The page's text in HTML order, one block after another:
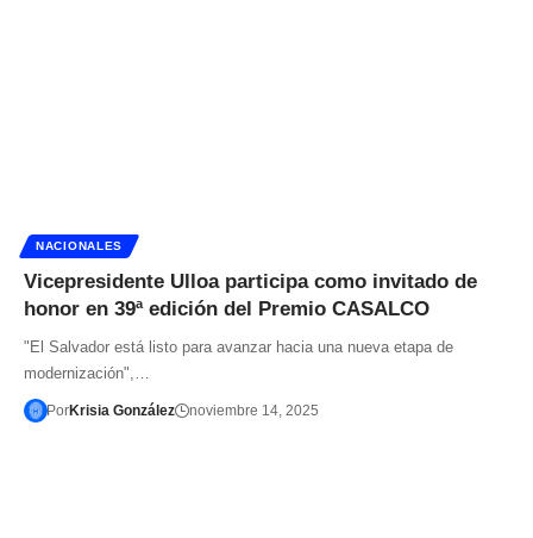
NACIONALES
Vicepresidente Ulloa participa como invitado de
honor en 39ª edición del Premio CASALCO
"El Salvador está listo para avanzar hacia una nueva etapa de
modernización",…
PorKrisia González noviembre 14, 2025